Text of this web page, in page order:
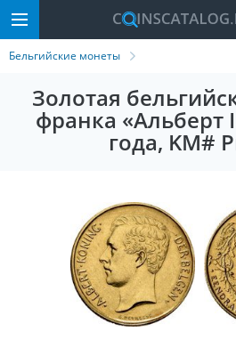
Бельгийские монеты
Золотая
франка «Альберт
года, KM#